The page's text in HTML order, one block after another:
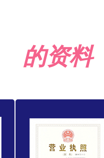
的资料